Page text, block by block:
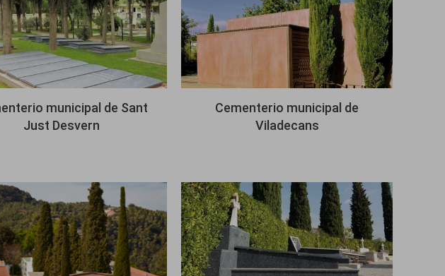
municipal de Sant
Just Desvern
Cementerio municipal de
Viladecans
Imagen